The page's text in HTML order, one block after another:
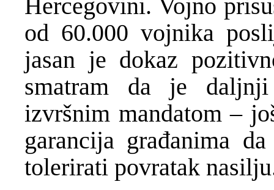
Hercegovini. Vojno
od 60.000 vojnika
jasan je dokaz
smatram da je
izvršnim mandatom –
garancija građanima
tolerirati povratak